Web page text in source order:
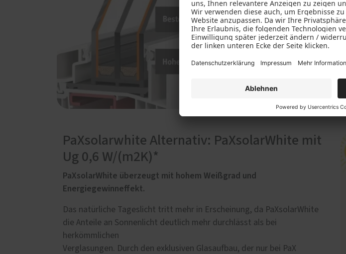
PaXsolarwhite Alternativ: PaXsolarWhite mit
Ug 0,6 W/(m2K)*
PaXsolarWhite überzeugt mit hohem Weißgrad und
Energiegewinneffekt.
Das natürliche Tageslicht tritt mehr in Erscheinung, da PaXsolarWhite
die Anteile an Sonnenlicht deutlich mehr durchlässt als bei
herkömmlichen
Verglasungen. Durch den exklusiven Glasaufbau, der nur bei PaX